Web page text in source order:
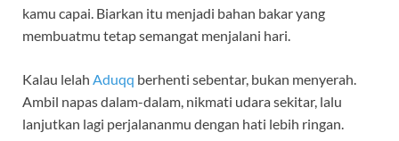
kamu capai. Biarkan itu menjadi bahan bakar yang
membuatmu tetap semangat menjalani hari.
Kalau lelah Aduqq berhenti sebentar, bukan menyerah.
Ambil napas dalam-dalam, nikmati udara sekitar, lalu
lanjutkan lagi perjalananmu dengan hati lebih ringan.